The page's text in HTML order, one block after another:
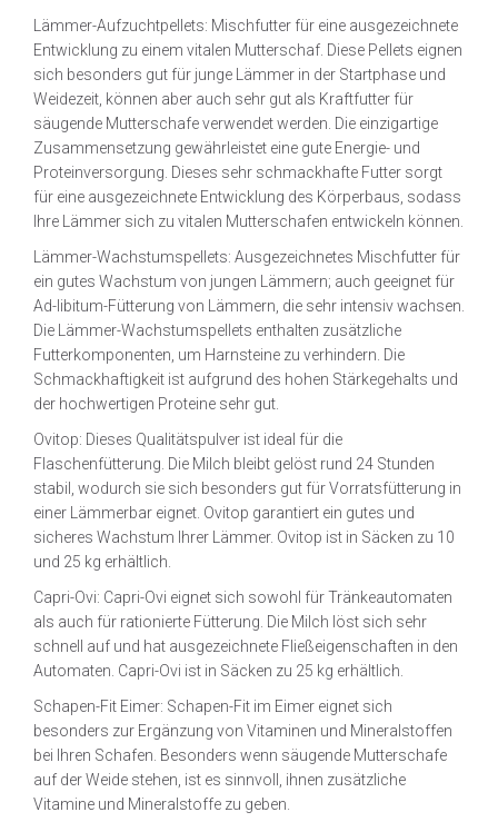
Lämmer-Aufzuchtpellets: Mischfutter für eine ausgezeichnete
Entwicklung zu einem vitalen Mutterschaf. Diese Pellets eignen
sich besonders gut für junge Lämmer in der Startphase und
Weidezeit, können aber auch sehr gut als Kraftfutter für
säugende Mutterschafe verwendet werden. Die einzigartige
Zusammensetzung gewährleistet eine gute Energie- und
Proteinversorgung. Dieses sehr schmackhafte Futter sorgt
für eine ausgezeichnete Entwicklung des Körperbaus, sodass
Ihre Lämmer sich zu vitalen Mutterschafen entwickeln können.
Lämmer-Wachstumspellets: Ausgezeichnetes Mischfutter für
ein gutes Wachstum von jungen Lämmern; auch geeignet für
Ad-libitum-Fütterung von Lämmern, die sehr intensiv wachsen.
Die Lämmer-Wachstumspellets enthalten zusätzliche
Futterkomponenten, um Harnsteine zu verhindern. Die
Schmackhaftigkeit ist aufgrund des hohen Stärkegehalts und
der hochwertigen Proteine sehr gut.
Ovitop: Dieses Qualitätspulver ist ideal für die
Flaschenfütterung. Die Milch bleibt gelöst rund 24 Stunden
stabil, wodurch sie sich besonders gut für Vorratsfütterung in
einer Lämmerbar eignet. Ovitop garantiert ein gutes und
sicheres Wachstum Ihrer Lämmer. Ovitop ist in Säcken zu 10
und 25 kg erhältlich.
Capri-Ovi: Capri-Ovi eignet sich sowohl für Tränkeautomaten
als auch für rationierte Fütterung. Die Milch löst sich sehr
schnell auf und hat ausgezeichnete Fließeigenschaften in den
Automaten. Capri-Ovi ist in Säcken zu 25 kg erhältlich.
Schapen-Fit Eimer: Schapen-Fit im Eimer eignet sich
besonders zur Ergänzung von Vitaminen und Mineralstoffen
bei Ihren Schafen. Besonders wenn säugende Mutterschafe
auf der Weide stehen, ist es sinnvoll, ihnen zusätzliche
Vitamine und Mineralstoffe zu geben.